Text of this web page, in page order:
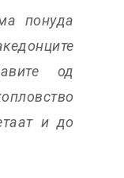
понуда
од
и до